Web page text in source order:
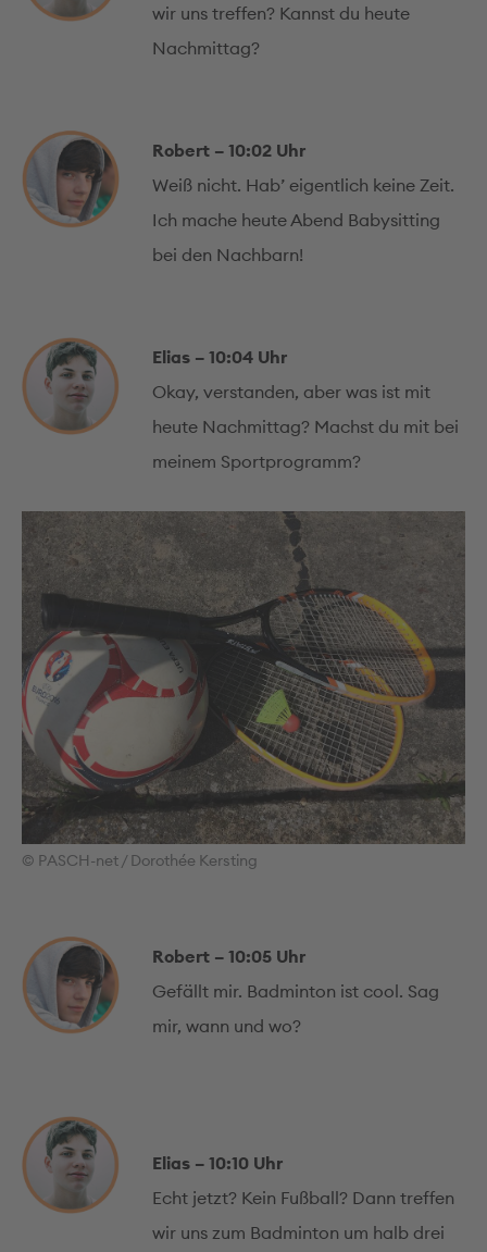
wir uns treffen? Kannst du heute
Nachmittag?
Robert – 10:02 Uhr
Weiß nicht. Hab’ eigentlich keine Zeit.
Ich mache heute Abend Babysitting
bei den Nachbarn!
Elias – 10:04 Uhr
Okay, verstanden, aber was ist mit
heute Nachmittag? Machst du mit bei
meinem Sportprogramm?
© PASCH-net / Dorothée Kersting
Robert – 10:05 Uhr
Gefällt mir. Badminton ist cool. Sag
mir, wann und wo?
Elias – 10:10 Uhr
Echt jetzt? Kein Fußball? Dann treffen
wir uns zum Badminton um halb drei